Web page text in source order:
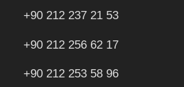
+90 212 237 21 53
+90 212 256 62 17
+90 212 253 58 96